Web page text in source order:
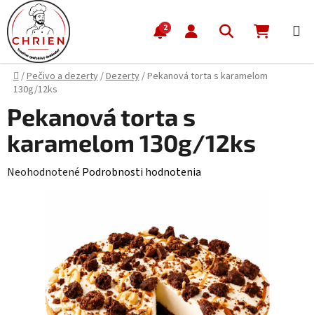
Prejsť na obsah
2 Hľadať
Domov
/Pečivo a dezerty/Dezerty/Pekanová torta s karamelom
130g/12ks
Pekanová torta s
karamelom 130g/12ks
Priemerné hodnotenie produktu je 0,0 z 5 hviezdičiek.
Neohodnotené Podrobnosti hodnotenia